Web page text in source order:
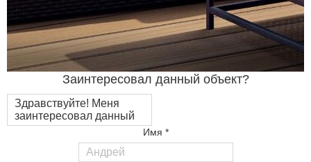
Заинтересовал данный объект?
Имя *